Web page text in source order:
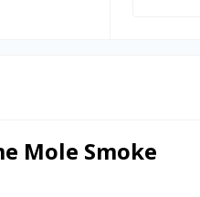
Mole Smoke